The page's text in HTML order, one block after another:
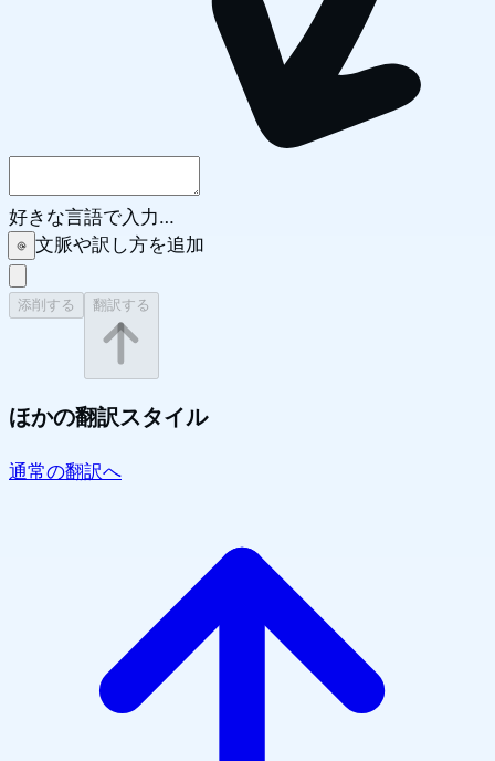
好きな言語で入力…
文脈や訳し方を追加
添削する 翻訳する
ほかの翻訳スタイル
通常の翻訳へ